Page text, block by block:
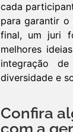
cada
para garantir o
final, um juri
melhores
integração
diversidade e
Confira
com a